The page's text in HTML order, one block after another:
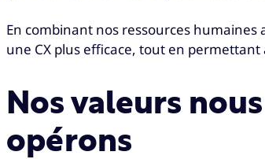
En combinant nos ressources humaines
une CX plus efficace, tout en
Nos valeurs
opérons